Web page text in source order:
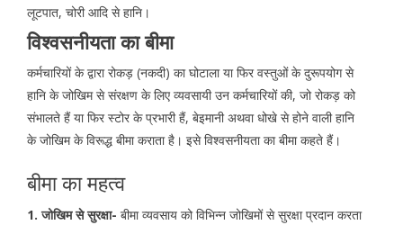
लूटपात, चोरी आदि से हानि।
विश्वसनीयता का बीमा
कर्मचारियों के द्वारा रोकड़ (नकदी) का घोटाला या फिर वस्तुओं के दुरूपयोग से
हानि के जोखिम से संरक्षण के लिए व्यवसायी उन कर्मचारियों की, जो रोकड़ को
संभालते हैं या फिर स्टोर के प्रभारी हैं, बेइमानी अथवा धोखे से होने वाली हानि
के जोखिम के विरूद्ध बीमा कराता है। इसे विश्वसनीयता का बीमा कहते हैं।
बीमा का महत्व
1. जोखिम से सुरक्षा- बीमा व्यवसाय को विभिन्न जोखिमों से सुरक्षा प्रदान करता